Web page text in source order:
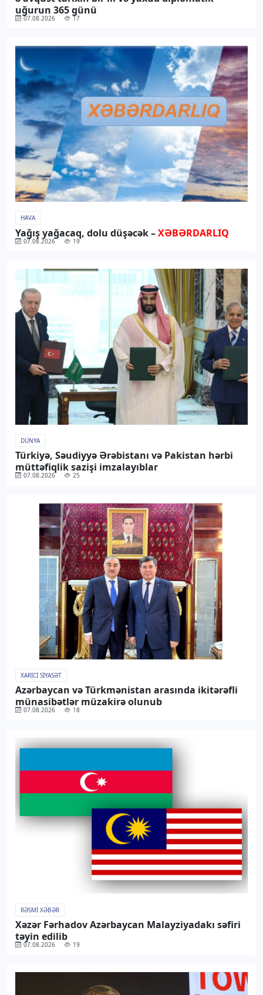
uğurun 365 günü
07.08.2026 17
HAVA
Yağış yağacaq, dolu düşəcək –XƏBƏRDARLIQ
07.08.2026 19
DÜNYA
Türkiyə, Səudiyyə Ərəbistanı və Pakistan hərbi
müttəfiqlik sazişi imzalayıblar
07.08.2026 25
XARICI SIYASƏT
Azərbaycan və Türkmənistan arasında ikitərəfli
münasibətlər müzakirə olunub
07.08.2026 18
RƏSMI XƏBƏR
Xəzər Fərhadov Azərbaycan Malayziyadakı səfiri
təyin edilib
07.08.2026 19